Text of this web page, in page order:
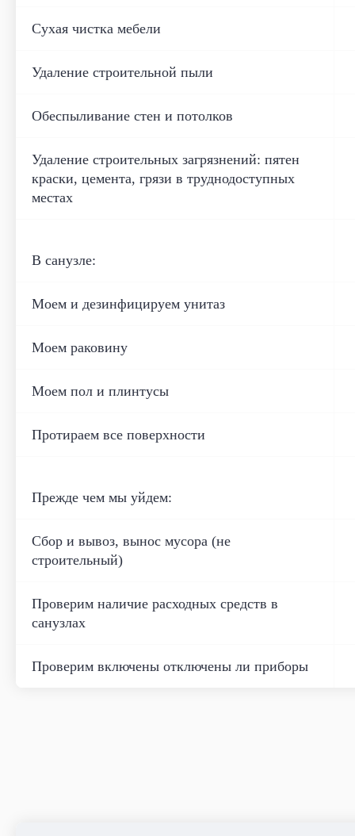
Сухая чистка мебели
Удаление строительной пыли
Обеспыливание стен и потолков
Удаление строительных загрязнений: пятен
краски, цемента, грязи в труднодоступных
местах
В санузле:
Моем и дезинфицируем унитаз
Моем раковину
Моем пол и плинтусы
Протираем все поверхности
Прежде чем мы уйдем:
Сбор и вывоз, вынос мусора (не
строительный)
Проверим наличие расходных средств в
санузлах
Проверим включены отключены ли приборы